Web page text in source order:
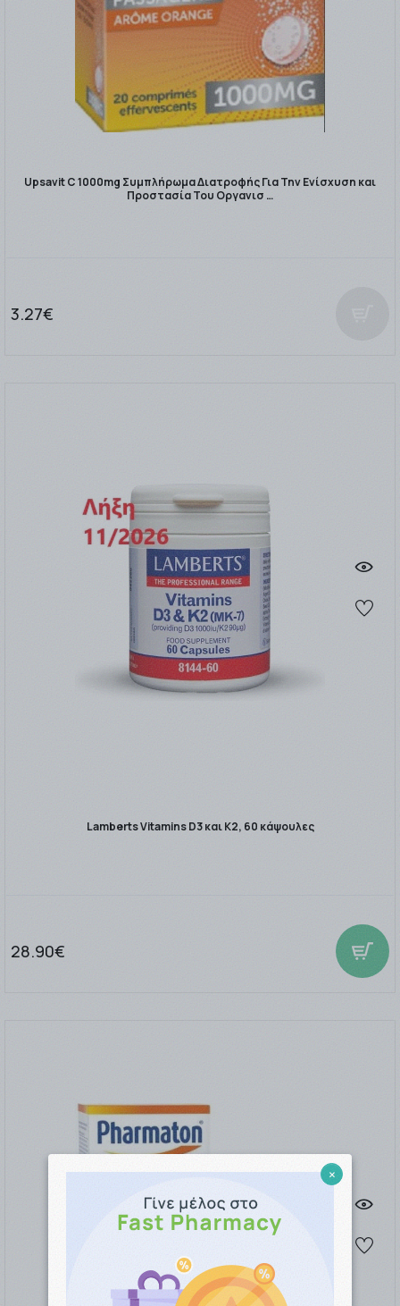
Upsavit C 1000mg Συμπλήρωμα Διατροφής Για Την Ενίσχυση και
Προστασία Του Οργανισ …
3.27€
Lamberts Vitamins D3 και K2, 60 κάψουλες
28.90€
×